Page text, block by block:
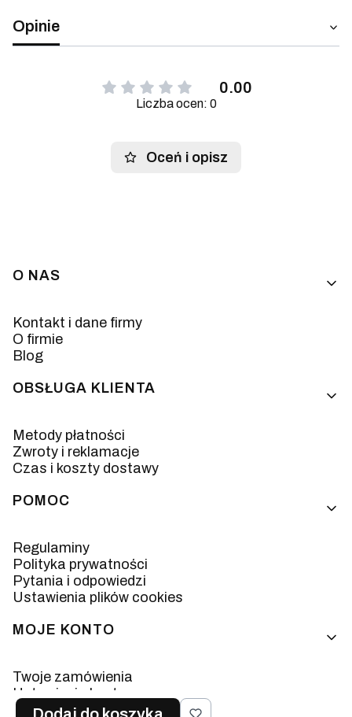
Opinie
0.00
Liczba ocen: 0
Oceń i opisz
Linki w stopce
O NAS
Kontakt i dane firmy
O firmie
Blog
OBSŁUGA KLIENTA
Metody płatności
Zwroty i reklamacje
Czas i koszty dostawy
POMOC
Regulaminy
Polityka prywatności
Pytania i odpowiedzi
Ustawienia plików cookies
MOJE KONTO
Twoje zamówienia
Ustawienia konta
Ulubione